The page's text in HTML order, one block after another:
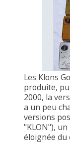
Les Klons
produite,
2000, la
a un peu
versions
"KLON"),
éloignée du